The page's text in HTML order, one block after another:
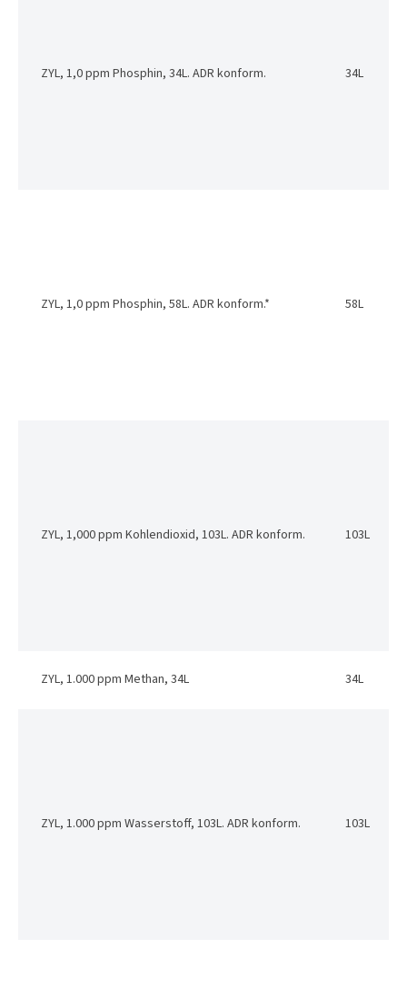
ZYL, 1,0 ppm Phosphin, 34L. ADR konform. 34L
ZYL, 1,0 ppm Phosphin, 58L. ADR konform.* 58L
ZYL, 1,000 ppm Kohlendioxid, 103L. ADR konform. 103L
ZYL, 1.000 ppm Methan, 34L 34L
ZYL, 1.000 ppm Wasserstoff, 103L. ADR konform. 103L